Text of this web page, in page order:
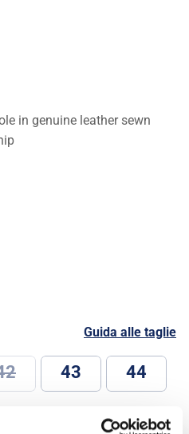
in genuine leather sewn
Guida alle taglie
43 44